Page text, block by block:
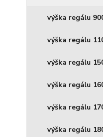
výška regálu
výška regálu
výška regálu
výška regálu
výška regálu
výška regálu